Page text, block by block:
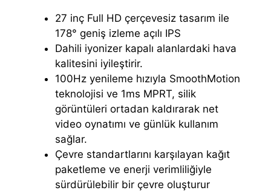
27 inç Full HD çerçevesiz tasarım ile
178° geniş izleme açılı IPS
Dahili iyonizer kapalı alanlardaki hava
kalitesini iyileştirir.
100Hz yenileme hızıyla SmoothMotion
teknolojisi ve 1ms MPRT, silik
görüntüleri ortadan kaldırarak net
video oynatımı ve günlük kullanım
sağlar.
Çevre standartlarını karşılayan kağıt
paketleme ve enerji verimliliğiyle
sürdürülebilir bir çevre oluşturur